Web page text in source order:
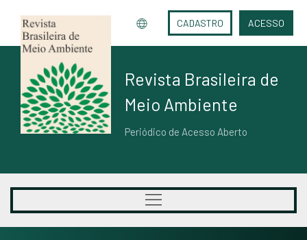
CADASTRO ACESSO
Revista Brasileira de
Meio Ambiente
Periódico de Acesso Aberto